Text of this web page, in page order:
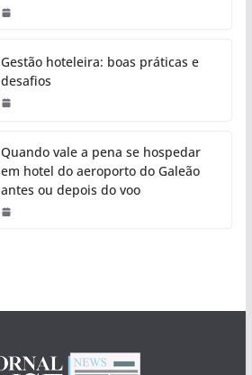
Gestão hoteleira: boas práticas e
desafios
Quando vale a pena se hospedar
em hotel do aeroporto do Galeão
antes ou depois do voo